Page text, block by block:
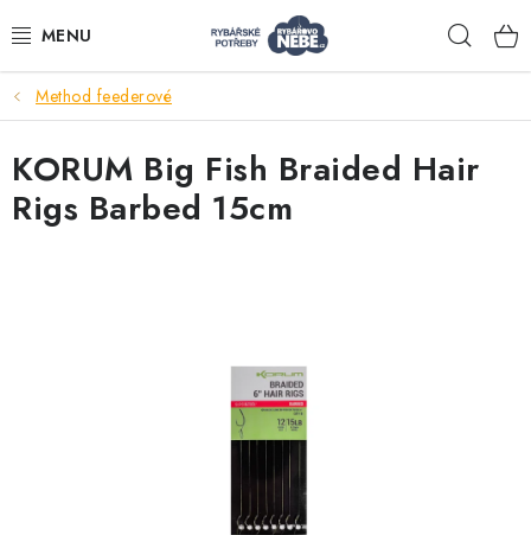
na
Akce
Navijáky
Method feederové
KORUM Big Fish Braided Hair
Rigs Barbed 15cm